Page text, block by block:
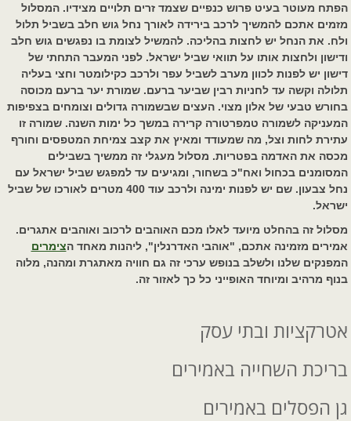
הפתח מעוטר בעיט פרוש כנפיים שצמד זרים תלויים מצידיו. המסלול
מזמים אתכם להמשיך לרכב בירידה לאורך נחל גוש חלב בשביל תלול
ולח. את הנחל יש לחצות בהליכה. להמשיל לצומת בו נפגשים גוש חלב
ודישון ולחצות אותו על תוואי שביל ישראל. לפני המעבר התחתי של
דישון יש לפנות לכוון מערב לשביל עפר ולרכב כקילומטר וחצי בעליה
תלולה וקשה עד לחניות רבין שביער ברעם. שמורת יער ברעם מכוסה
בחורש טבעי של אלון מצוי. העצים שבשמורה גדולים וצומחים בצפיפות
המעניקה לשמורה טמפרטורה קרירה במשך כל ימות השנה. שמורה זו
עתירת לחות וצל, מה שמעודד ומאיץ את קצב צמיחת המטפסים וחורף
מכסה את האדמה בפטריות. מסלול מעגלי זה ממשיך בשבילים
המסומנים בכחול ואח"כ בשחור, ומגיעים עד למפגש שביל ישראל עם
נחל צבעון. שם יש לפנות ימינה ולרכב עוד 400 מטרים לאורכו של שביל
ישראל.
מסלול זה בהחלט מיועד לאלו מכם האוהבים לרכוב ואוהבים אתגרים.
אמירים מזמינה אתכם, "אוהבי האדרנלין", ליהנות מאחד הצימרים
המפנקים שלנו ולשלב בנופש ערכי זה גם חוויה מאתגרת ומהנה, מלוה
בנוף מרהיב ומיוחד האופייני כל כך לאזור זה.
אטרקציות ובתי עסק
בריכת השחייה באמירים
גן הפסלים באמירים